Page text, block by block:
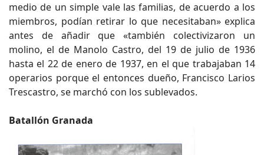
medio de un simple vale las familias, de acuerdo a los
miembros, podían retirar lo que necesitaban» explica
antes de añadir que «también colectivizaron un
molino, el de Manolo Castro, del 19 de julio de 1936
hasta el 22 de enero de 1937, en el que trabajaban 14
operarios porque el entonces dueño, Francisco Larios
Trescastro, se marchó con los sublevados.
Batallón Granada